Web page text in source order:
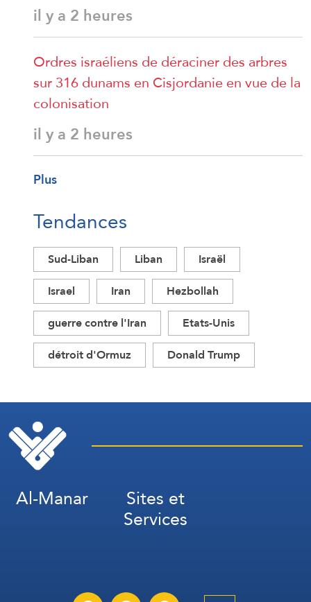
il y a 2 heures
Ordres israéliens de déraciner des arbres
sur 316 dunams en Cisjordanie en vue de la
colonisation
il y a 2 heures
Plus
Tendances
Sud-Liban Liban
Israël
Israel
Iran
Hezbollah
guerre contre l'Iran
Etats-Unis
détroit d'Ormuz
Donald Trump
Al-Manar Sites et
Services